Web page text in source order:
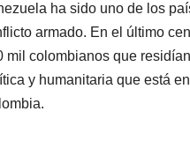
ha sido uno de los
armado. En el último
mil colombianos que
y humanitaria que está